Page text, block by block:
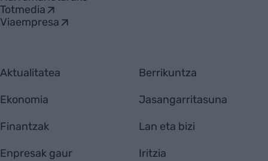
Totmedia
Viaempresa
Aktualitatea
Ekonomia
Finantzak
Enpresak gaur
Berrikuntza
Jasangarritasuna
Lan eta bizi
Iritzia